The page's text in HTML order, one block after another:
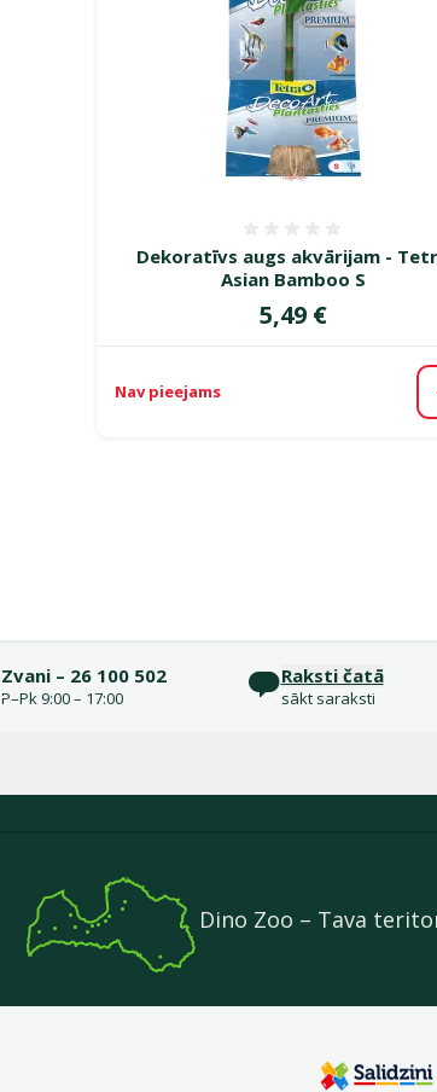
Dekoratīvs augs akvārijam -
Asian Bamboo S
Cena
5,49 €
Nav pieejams
Zvani – 26 100 502
P–Pk 9:00 – 17:00
Raksti čatā
sākt saraksti
Dino Zoo – Tava